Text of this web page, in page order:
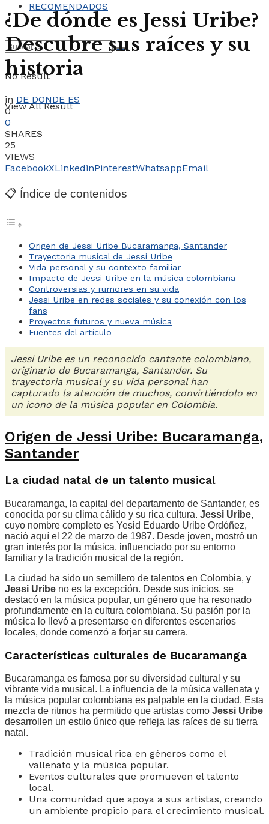
RECOMENDADOS
No Result
View All Result
¿De dónde es Jessi Uribe?
Descubre sus raíces y su
historia
in DE DONDE ES
0
0
SHARES
25
VIEWS
FacebookXLinkedinPinterestWhatsappEmail
📋 Índice de contenidos
Origen de Jessi Uribe Bucaramanga, Santander
Trayectoria musical de Jessi Uribe
Vida personal y su contexto familiar
Impacto de Jessi Uribe en la música colombiana
Controversias y rumores en su vida
Jessi Uribe en redes sociales y su conexión con los
fans
Proyectos futuros y nueva música
Fuentes del artículo
Jessi Uribe es un reconocido cantante colombiano,
originario de Bucaramanga, Santander. Su
trayectoria musical y su vida personal han
capturado la atención de muchos, convirtiéndolo en
un ícono de la música popular en Colombia.
Origen de Jessi Uribe: Bucaramanga,
Santander
La ciudad natal de un talento musical
Bucaramanga, la capital del departamento de Santander, es
conocida por su clima cálido y su rica cultura. Jessi Uribe,
cuyo nombre completo es Yesid Eduardo Uribe Ordóñez,
nació aquí el 22 de marzo de 1987. Desde joven, mostró un
gran interés por la música, influenciado por su entorno
familiar y la tradición musical de la región.
La ciudad ha sido un semillero de talentos en Colombia, y
Jessi Uribe no es la excepción. Desde sus inicios, se
destacó en la música popular, un género que ha resonado
profundamente en la cultura colombiana. Su pasión por la
música lo llevó a presentarse en diferentes escenarios
locales, donde comenzó a forjar su carrera.
Características culturales de Bucaramanga
Bucaramanga es famosa por su diversidad cultural y su
vibrante vida musical. La influencia de la música vallenata y
la música popular colombiana es palpable en la ciudad. Esta
mezcla de ritmos ha permitido que artistas como Jessi Uribe
desarrollen un estilo único que refleja las raíces de su tierra
natal.
Tradición musical rica en géneros como el
vallenato y la música popular.
Eventos culturales que promueven el talento
local.
Una comunidad que apoya a sus artistas, creando
un ambiente propicio para el crecimiento musical.